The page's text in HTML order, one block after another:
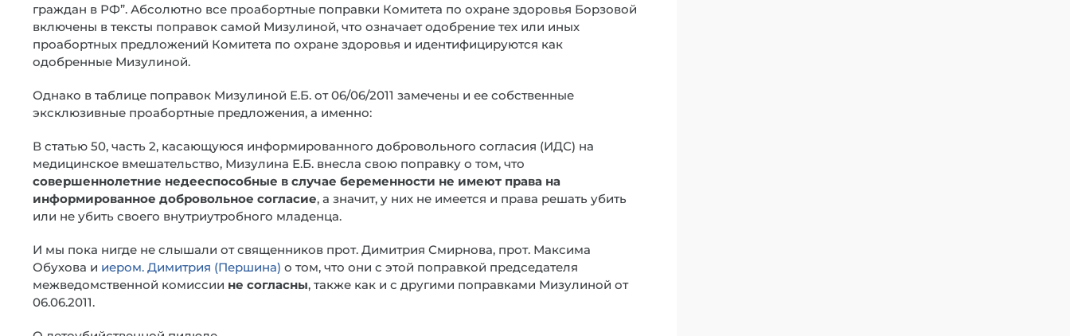
граждан в РФ”. Абсолютно все проабортные поправки Комитета по охране здоровья Борзовой
включены в тексты поправок самой Мизулиной, что означает одобрение тех или иных
проабортных предложений Комитета по охране здоровья и идентифицируются как
одобренные Мизулиной.
Однако в таблице поправок Мизулиной Е.Б. от 06/06/2011 замечены и ее собственные
эксклюзивные проабортные предложения, а именно:
В статью 50, часть 2, касающуюся информированного добровольного согласия (ИДС) на
медицинское вмешательство, Мизулина Е.Б. внесла свою поправку о том, что
совершеннолетние недееспособные в случае беременности не имеют права на
информированное добровольное согласие, а значит, у них не имеется и права решать убить
или не убить своего внутриутробного младенца.
И мы пока нигде не слышали от священников прот. Димитрия Смирнова, прот. Максима
Обухова и иером. Димитрия (Першина) о том, что они с этой поправкой председателя
межведомственной комиссии не согласны, также как и с другими поправками Мизулиной от
06.06.2011.